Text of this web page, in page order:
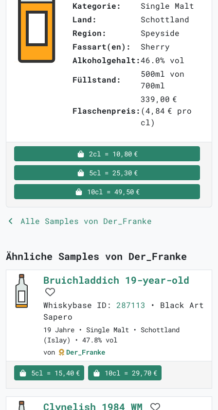
Kategorie:
Single Malt
Land:
Schottland
Region:
Speyside
Fassart(en):
Sherry
Alkoholgehalt:46.0% vol
Füllstand:
500ml von
700ml
Flaschenpreis:
339,00 €
(4,84 € pro
cl)
2cl = 10,80 €
5cl = 25,30 €
10cl = 49,50 €
Alle Samples von Der_Franke
Ähnliche Samples von Der_Franke
Bruichladdich 19-year-old
Whiskybase ID: 287113 • Black Art
Sapero
19 Jahre • Single Malt • Schottland
(Islay) • 47.8% vol
von
Der_Franke
5cl = 15,40 € 10cl = 29,70 €
Clynelish 1984 WM